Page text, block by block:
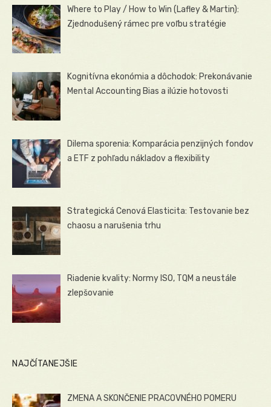
Where to Play / How to Win (Lafley & Martin):
Zjednodušený rámec pre voľbu stratégie
Kognitívna ekonómia a dôchodok: Prekonávanie
Mental Accounting Bias a ilúzie hotovosti
Dilema sporenia: Komparácia penzijných fondov
a ETF z pohľadu nákladov a flexibility
Strategická Cenová Elasticita: Testovanie bez
chaosu a narušenia trhu
Riadenie kvality: Normy ISO, TQM a neustále
zlepšovanie
NAJČÍTANEJŠIE
ZMENA A SKONČENIE PRACOVNÉHO POMERU